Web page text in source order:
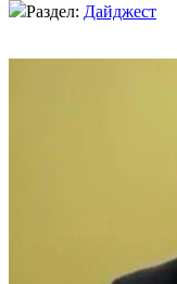
Раздел: Дайджест